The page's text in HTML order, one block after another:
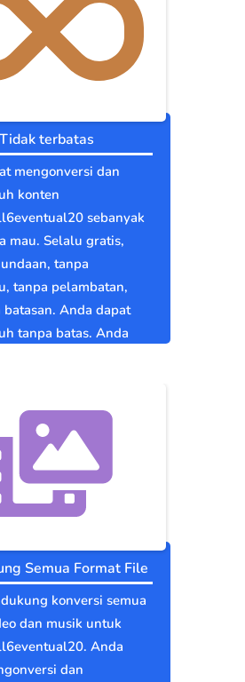
Tidak terbatas
mengonversi dan
konten
sebanyak
mau. Selalu gratis,
tanpa
tanpa pelambatan,
Anda dapat
tanpa batas. Anda
Semua Format File
konversi semua
dan musik untuk
Anda
dan